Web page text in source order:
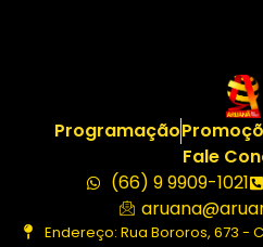
Programação
Fale
(66) 9 9909-1021
Endereço: Rua Bororos, 673 -